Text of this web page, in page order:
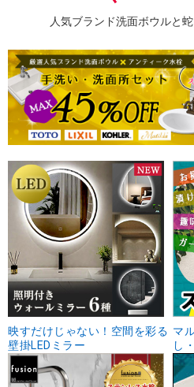
人気ブランド洗面ボウルと
映すだけじゃない！空間を彩る
壁掛LEDミラー
マ
し